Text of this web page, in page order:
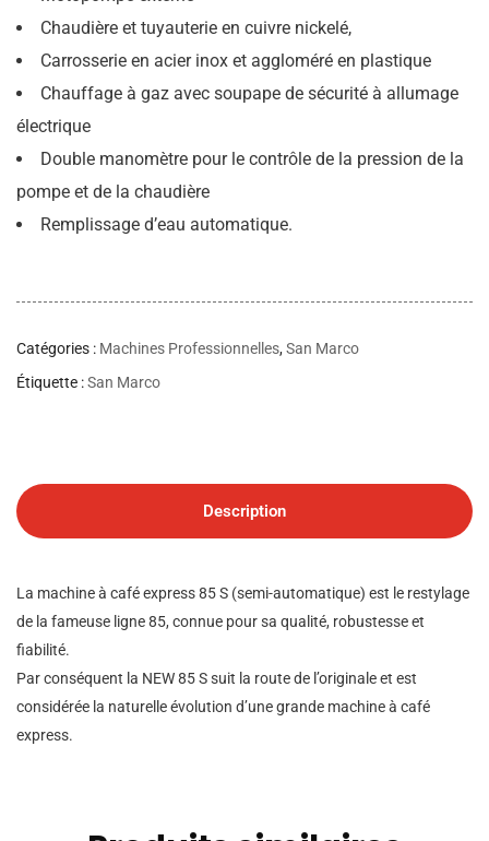
Chaudière et tuyauterie en cuivre nickelé,
Carrosserie en acier inox et aggloméré en plastique
Chauffage à gaz avec soupape de sécurité à allumage
électrique
Double manomètre pour le contrôle de la pression de la
pompe et de la chaudière
Remplissage d’eau automatique.
Catégories : Machines Professionnelles,San Marco
Étiquette :San Marco
Description
La machine à café express 85 S (semi-automatique) est le restylage
de la fameuse ligne 85, connue pour sa qualité, robustesse et
fiabilité.
Par conséquent la NEW 85 S suit la route de l’originale et est
considérée la naturelle évolution d’une grande machine à café
express.